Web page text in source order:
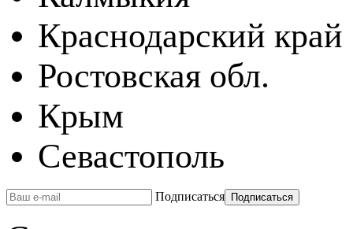
Краснодарский край
Ростовская обл.
Крым
Севастополь
Подписаться